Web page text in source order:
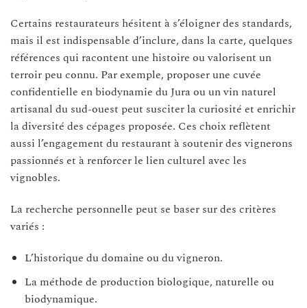
Certains restaurateurs hésitent à s’éloigner des standards,
mais il est indispensable d’inclure, dans la carte, quelques
références qui racontent une histoire ou valorisent un
terroir peu connu. Par exemple, proposer une cuvée
confidentielle en biodynamie du Jura ou un vin naturel
artisanal du sud-ouest peut susciter la curiosité et enrichir
la diversité des cépages proposée. Ces choix reflètent
aussi l’engagement du restaurant à soutenir des vignerons
passionnés et à renforcer le lien culturel avec les
vignobles.
La recherche personnelle peut se baser sur des critères
variés :
L’historique du domaine ou du vigneron.
La méthode de production biologique, naturelle ou
biodynamique.